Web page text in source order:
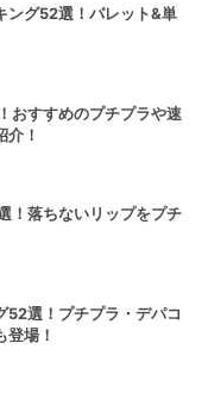
ング52選！パレット&単
おすすめのプチプラや速
！
！落ちないリップをプチ
52選！プチプラ・デパコ
登場！